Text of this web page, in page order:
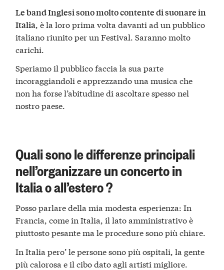
Le band Inglesi sono molto contente di suonare in
Italia, è la loro prima volta davanti ad un pubblico
italiano riunito per un Festival. Saranno molto
carichi.
Speriamo il pubblico faccia la sua parte
incoraggiandoli e apprezzando una musica che
non ha forse l’abitudine di ascoltare spesso nel
nostro paese.
Quali sono le differenze principali
nell’organizzare un concerto in
Italia o all’estero ?
Posso parlare della mia modesta esperienza: In
Francia, come in Italia, il lato amministrativo è
piuttosto pesante ma le procedure sono più chiare.
In Italia pero’ le persone sono più ospitali, la gente
più calorosa e il cibo dato agli artisti migliore.